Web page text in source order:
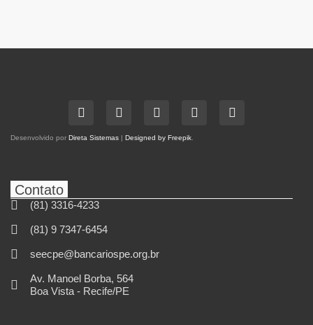
Desenvolvido por Direta Sistemas Designed by Freepik.
Contato
(81) 3316-4233
(81) 9 7347-6454
seecpe@bancariospe.org.br
Av. Manoel Borba, 564
Boa Vista - Recife/PE